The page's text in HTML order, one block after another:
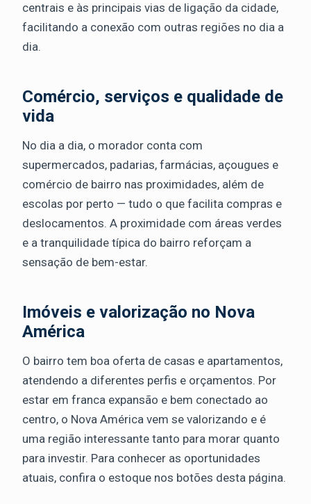
centrais e às principais vias de ligação da cidade,
facilitando a conexão com outras regiões no dia a
dia.
Comércio, serviços e qualidade de
vida
No dia a dia, o morador conta com
supermercados, padarias, farmácias, açougues e
comércio de bairro nas proximidades, além de
escolas por perto — tudo o que facilita compras e
deslocamentos. A proximidade com áreas verdes
e a tranquilidade típica do bairro reforçam a
sensação de bem-estar.
Imóveis e valorização no Nova
América
O bairro tem boa oferta de casas e apartamentos,
atendendo a diferentes perfis e orçamentos. Por
estar em franca expansão e bem conectado ao
centro, o Nova América vem se valorizando e é
uma região interessante tanto para morar quanto
para investir. Para conhecer as oportunidades
atuais, confira o estoque nos botões desta página.